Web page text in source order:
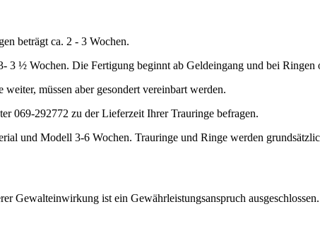
beträgt ca. 2 - 3 Wochen.
3 ½ Wochen. Die Fertigung beginnt ab Geldeingang und bei
müssen aber gesondert vereinbart werden.
069-292772 zu der Lieferzeit Ihrer Trauringe befragen.
und Modell 3-6 Wochen. Trauringe und Ringe werden
Gewalteinwirkung ist ein Gewährleistungsanspruch